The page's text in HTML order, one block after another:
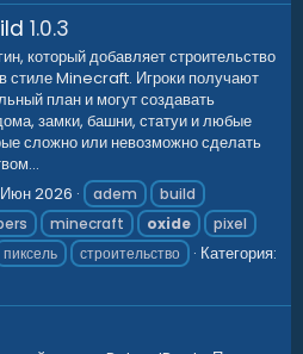
1.0.3
который добавляет строительство
в стиле Minecraft. Игроки получают
план и могут создавать
замки, башни, статуи и любые
сложно или невозможно сделать
Июн 2026 adem
build
minecraft oxide
pixel
пиксель строительство
Категория: